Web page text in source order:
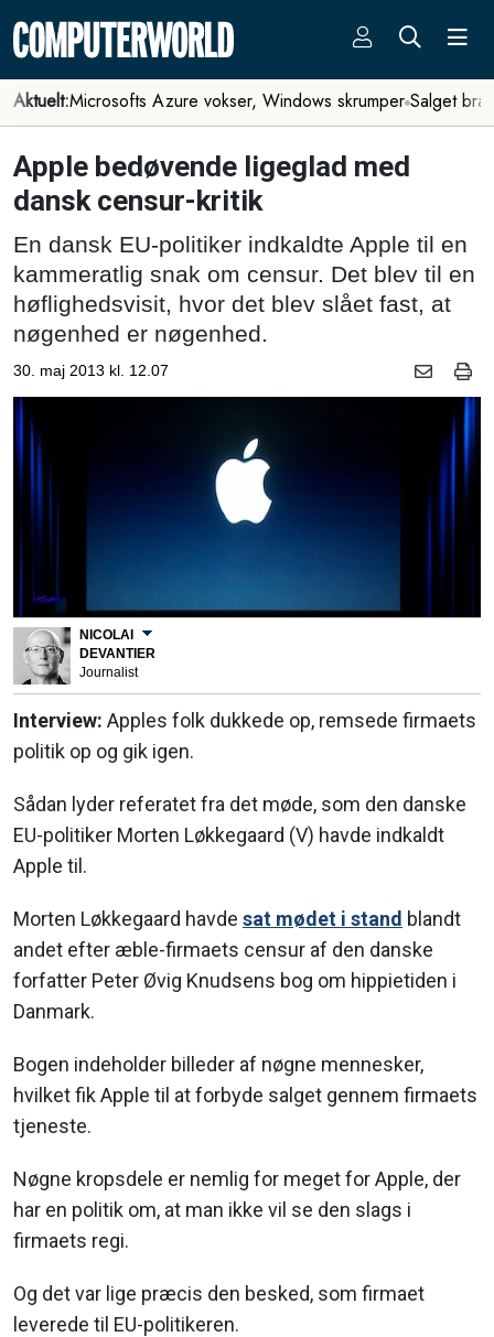
Aktuelt:Microsofts Azure vokser, Windows skrumper Salget
Apple bedøvende ligeglad med
dansk censur-kritik
En dansk EU-politiker indkaldte Apple til en
kammeratlig snak om censur. Det blev til en
høflighedsvisit, hvor det blev slået fast, at
nøgenhed er nøgenhed.
30. maj 2013 kl. 12.07
NICOLAI
DEVANTIER
Journalist
Interview: Apples folk dukkede op, remsede firmaets
politik op og gik igen.
Sådan lyder referatet fra det møde, som den danske
EU-politiker Morten Løkkegaard (V) havde indkaldt
Apple til.
Morten Løkkegaard havde sat mødet i stand blandt
andet efter æble-firmaets censur af den danske
forfatter Peter Øvig Knudsens bog om hippietiden i
Danmark.
Bogen indeholder billeder af nøgne mennesker,
hvilket fik Apple til at forbyde salget gennem firmaets
tjeneste.
Nøgne kropsdele er nemlig for meget for Apple, der
har en politik om, at man ikke vil se den slags i
firmaets regi.
Og det var lige præcis den besked, som firmaet
leverede til EU-politikeren.